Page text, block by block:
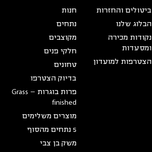
ביטולים והחזרות
הבלוג שלנו
נקודות מכירה
ומסעדות
הצטרפות למועדון
חנות
נתחים
מקוצבים
חלקי פנים
טחונים
בדיוק הצטרפו
פרות בוגרות – Grass
finished
מוצרים משלימים
5 נתחים מהסוף
משק בן צבי